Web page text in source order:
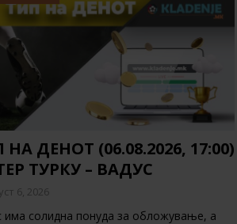
ДЕНОТ (06.08.2026, 17:00)
ТУРКУ – ВАДУС
6, 2026
има солидна понуда за обложување, а